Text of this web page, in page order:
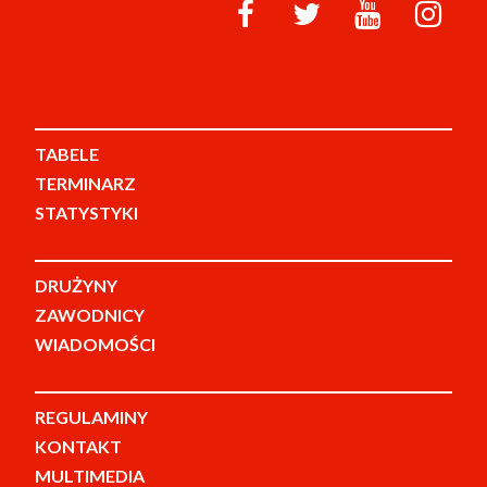
TABELE
TERMINARZ
STATYSTYKI
DRUŻYNY
ZAWODNICY
WIADOMOŚCI
REGULAMINY
KONTAKT
MULTIMEDIA